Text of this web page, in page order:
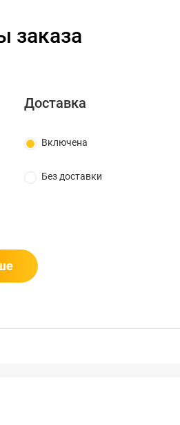
заказа
Доставка
Включена
Без доставки